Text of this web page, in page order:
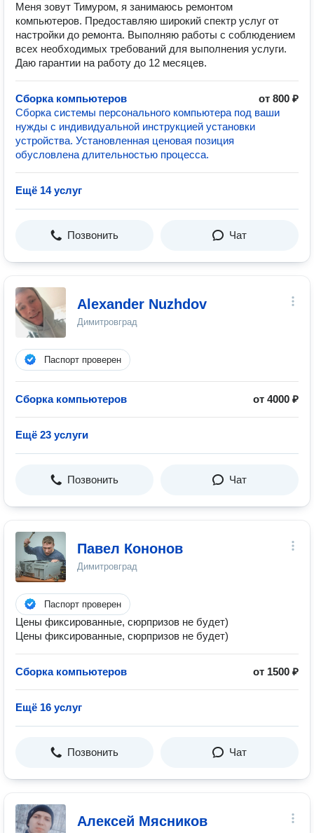
Меня зовут Тимуром, я занимаюсь ремонтом
компьютеров. Предоставляю широкий спектр услуг от
настройки до ремонта. Выполняю работы с соблюдением
всех необходимых требований для выполнения услуги.
Даю гарантии на работу до 12 месяцев.
Сборка компьютеров
от 800 ₽
Сборка системы персонального компьютера под ваши
нужды с индивидуальной инструкцией установки
устройства. Установленная ценовая позиция
обусловлена длительностью процесса.
Ещё 14 услуг
Позвонить Чат
Alexander Nuzhdov
Димитровград
Паспорт проверен
Сборка компьютеров от 4000 ₽
Ещё 23 услуги
Позвонить Чат
Павел Кононов
Димитровград
Паспорт проверен
Цены фиксированные, сюрпризов не будет)
Цены фиксированные, сюрпризов не будет)
Сборка компьютеров от 1500 ₽
Ещё 16 услуг
Позвонить Чат
Алексей Мясников